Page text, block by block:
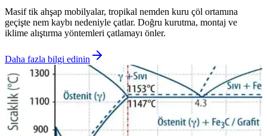
Masif tik ahşap mobilyalar, tropikal nemden kuru çöl ortamına
geçişte nem kaybı nedeniyle çatlar. Doğru kurutma, montaj ve
iklime alıştırma yöntemleri çatlamayı önler.
Daha fazla bilgi edinin